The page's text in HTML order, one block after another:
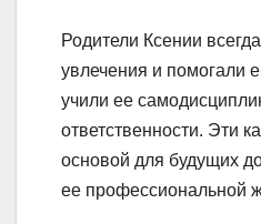
Родители Ксении
увлечения и помогали
учили ее
ответственности. Эти
основой для будущих
ее профессиональной